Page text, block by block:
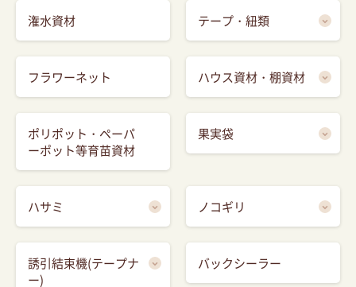
潅水資材 テープ・紐類
フラワーネット ハウス資材・棚資材
ポリポット・ペーパ
ーポット等育苗資材
果実袋
ハサミ ノコギリ
誘引結束機(テープナ
ー)
バックシーラー